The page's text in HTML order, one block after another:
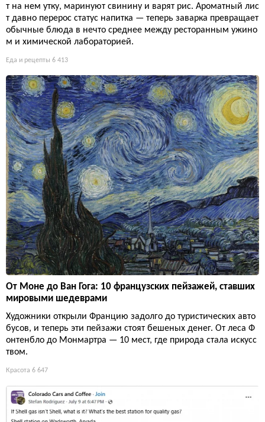
т на нем утку, маринуют свинину и варят рис. Ароматный лис
т давно перерос статус напитка — теперь заварка превращает
обычные блюда в нечто среднее между ресторанным ужино
м и химической лабораторией.
Еда и рецепты 6 413
От Моне до Ван Гога: 10 французских пейзажей, ставших
мировыми шедеврами
Художники открыли Францию задолго до туристических авто
бусов, и теперь эти пейзажи стоят бешеных денег. От леса Ф
онтенбло до Монмартра — 10 мест, где природа стала искусс
твом.
Красота 6 647